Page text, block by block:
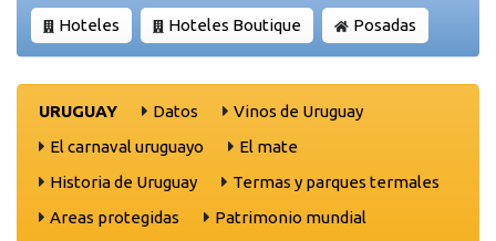
Hoteles Hoteles Boutique Posadas
URUGUAY Datos
Vinos de Uruguay
El carnaval uruguayo
El mate
Historia de Uruguay
Termas y parques termales
Areas protegidas
Patrimonio mundial